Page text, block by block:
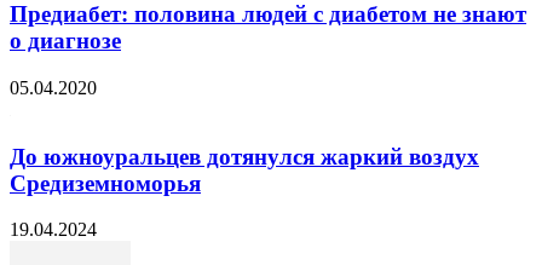
Предиабет: половина людей с диабетом не знают
о диагнозе
05.04.2020
До южноуральцев дотянулся жаркий воздух
Средиземноморья
19.04.2024